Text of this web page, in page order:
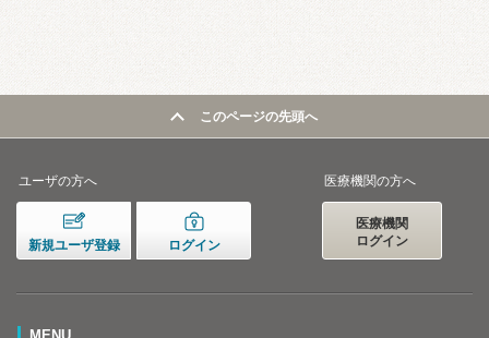
このページの先頭へ
ユーザの方へ
新規ユーザ登録 ログイン
医療機関の方へ
医療機関
ログイン